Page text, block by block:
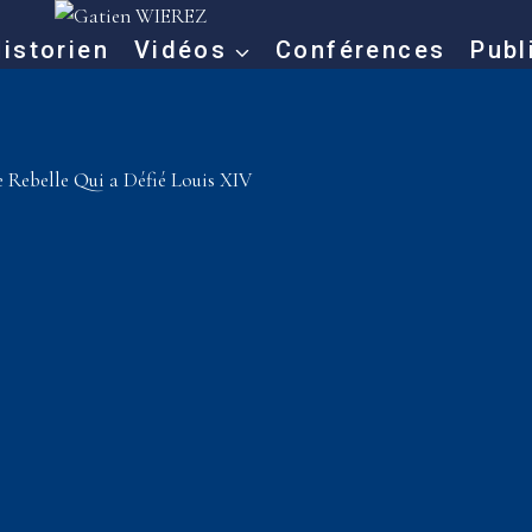
Vidéos Conférences